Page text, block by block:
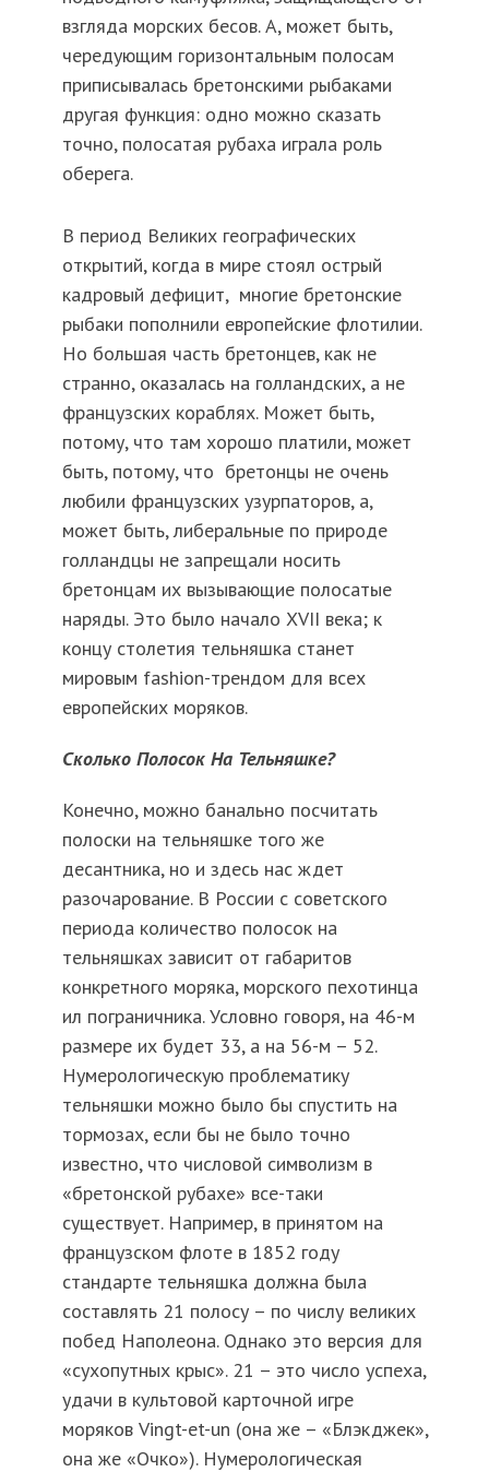
взгляда морских бесов. А, может быть,
чередующим горизонтальным полосам
приписывалась бретонскими рыбаками
другая функция: одно можно сказать
точно, полосатая рубаха играла роль
оберега.
В период Великих географических
открытий, когда в мире стоял острый
кадровый дефицит, многие бретонские
рыбаки пополнили европейские флотилии.
Но большая часть бретонцев, как не
странно, оказалась на голландских, а не
французских кораблях. Может быть,
потому, что там хорошо платили, может
быть, потому, что бретонцы не очень
любили французских узурпаторов, а,
может быть, либеральные по природе
голландцы не запрещали носить
бретонцам их вызывающие полосатые
наряды. Это было начало XVII века; к
концу столетия тельняшка станет
мировым fashion-трендом для всех
европейских моряков.
Сколько Полосок На Тельняшке?
Конечно, можно банально посчитать
полоски на тельняшке того же
десантника, но и здесь нас ждет
разочарование. В России с советского
периода количество полосок на
тельняшках зависит от габаритов
конкретного моряка, морского пехотинца
ил пограничника. Условно говоря, на 46-м
размере их будет 33, а на 56-м – 52.
Нумерологическую проблематику
тельняшки можно было бы спустить на
тормозах, если бы не было точно
известно, что числовой символизм в
«бретонской рубахе» все-таки
существует. Например, в принятом на
французском флоте в 1852 году
стандарте тельняшка должна была
составлять 21 полосу – по числу великих
побед Наполеона. Однако это версия для
«сухопутных крыс». 21 – это число успеха,
удачи в культовой карточной игре
моряков Vingt-et-un (она же – «Блэкджек»,
она же «Очко»). Нумерологическая